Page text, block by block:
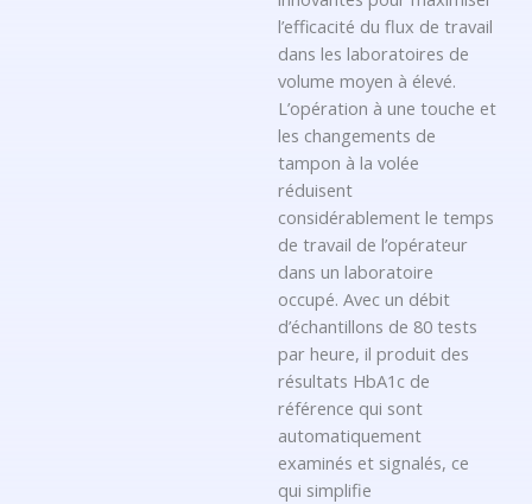
l’efficacité du flux de travail
dans les laboratoires de
volume moyen à élevé.
L’opération à une touche et
les changements de
tampon à la volée
réduisent
considérablement le temps
de travail de l’opérateur
dans un laboratoire
occupé. Avec un débit
d’échantillons de 80 tests
par heure, il produit des
résultats HbA1c de
référence qui sont
automatiquement
examinés et signalés, ce
qui simplifie